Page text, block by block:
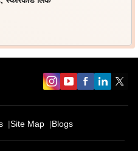
Site Map Blogs